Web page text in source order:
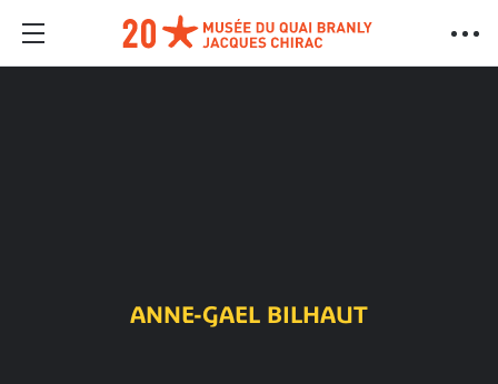
ANNE-GAEL BILHAUT